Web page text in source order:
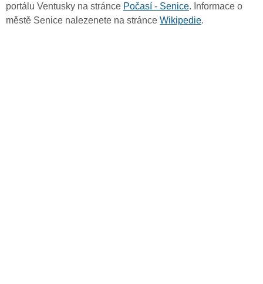
portálu Ventusky na stránce Počasí - Senice. Informace o
městě Senice nalezenete na stránce Wikipedie.